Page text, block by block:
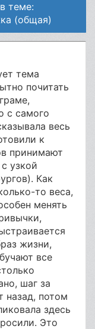
теме:
(общая)
тема
почитать
с самого
весь
к
принимают
узкой
Как
то веса,
менять
жизни,
все
шаг за
назад, потом
здесь
Это